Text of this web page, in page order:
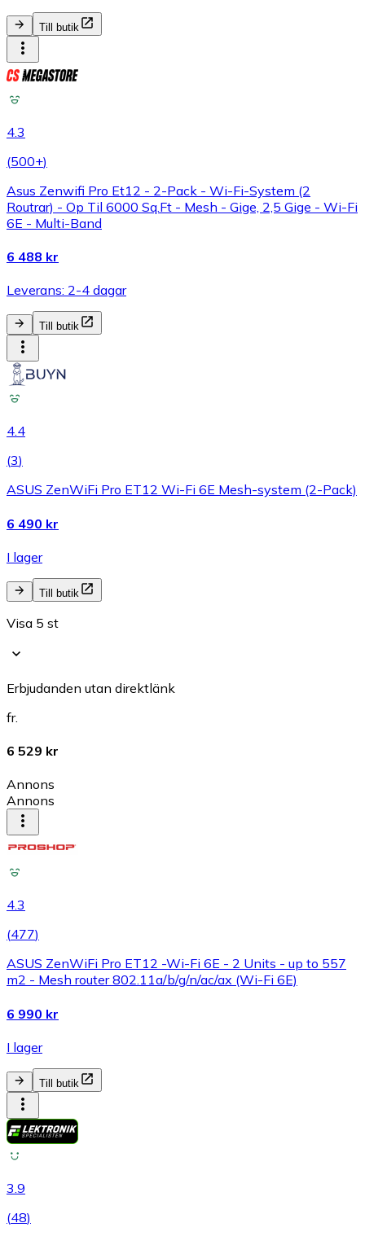
Till butik
4.3
(500+)
Asus Zenwifi Pro Et12 - 2-Pack - Wi-Fi-System (2
Routrar) - Op Til 6000 Sq.Ft - Mesh - Gige, 2,5 Gige - Wi-Fi
6E - Multi-Band
6 488 kr
Leverans: 2-4 dagar
Till butik
4.4
(3)
ASUS ZenWiFi Pro ET12 Wi-Fi 6E Mesh-system (2-Pack)
6 490 kr
I lager
Till butik
Visa 5 st
Erbjudanden utan direktlänk
fr.
6 529 kr
Annons
Annons
4.3
(477)
ASUS ZenWiFi Pro ET12 -Wi-Fi 6E - 2 Units - up to 557
m2 - Mesh router 802.11a/b/g/n/ac/ax (Wi-Fi 6E)
6 990 kr
I lager
Till butik
3.9
(48)